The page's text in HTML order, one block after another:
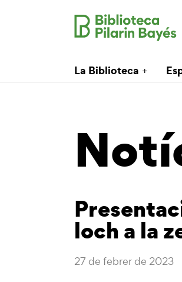
La Biblioteca
loch a la
27 de febrer de 2023